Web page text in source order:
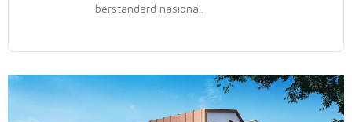
berstandard nasional.